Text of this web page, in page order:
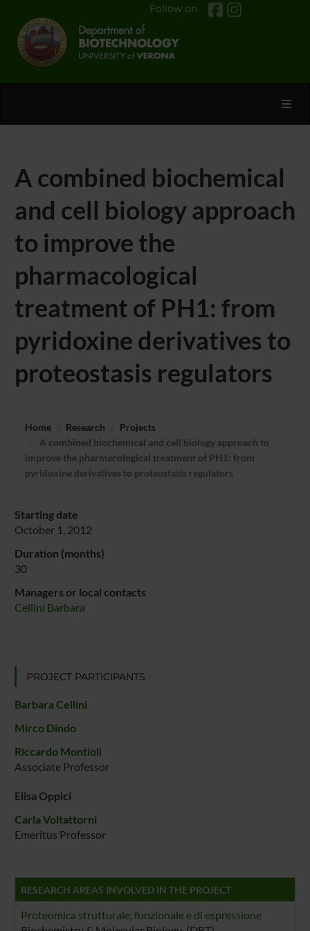
Follow on
A combined biochemical
and cell biology approach
to improve the
pharmacological
treatment of PH1: from
pyridoxine derivatives to
proteostasis regulators
Home Research
Projects
A combined biochemical and cell biology approach to
improve the pharmacological treatment of PH1: from
pyridoxine derivatives to proteostasis regulators
Starting date
October 1, 2012
Duration (months)
30
Managers or local contacts
Cellini Barbara
PROJECT PARTICIPANTS
Barbara Cellini
Mirco Dindo
Riccardo Montioli
Associate Professor
Elisa Oppici
Carla Voltattorni
Emeritus Professor
RESEARCH AREAS INVOLVED IN THE PROJECT
Proteomica strutturale, funzionale e di espressione